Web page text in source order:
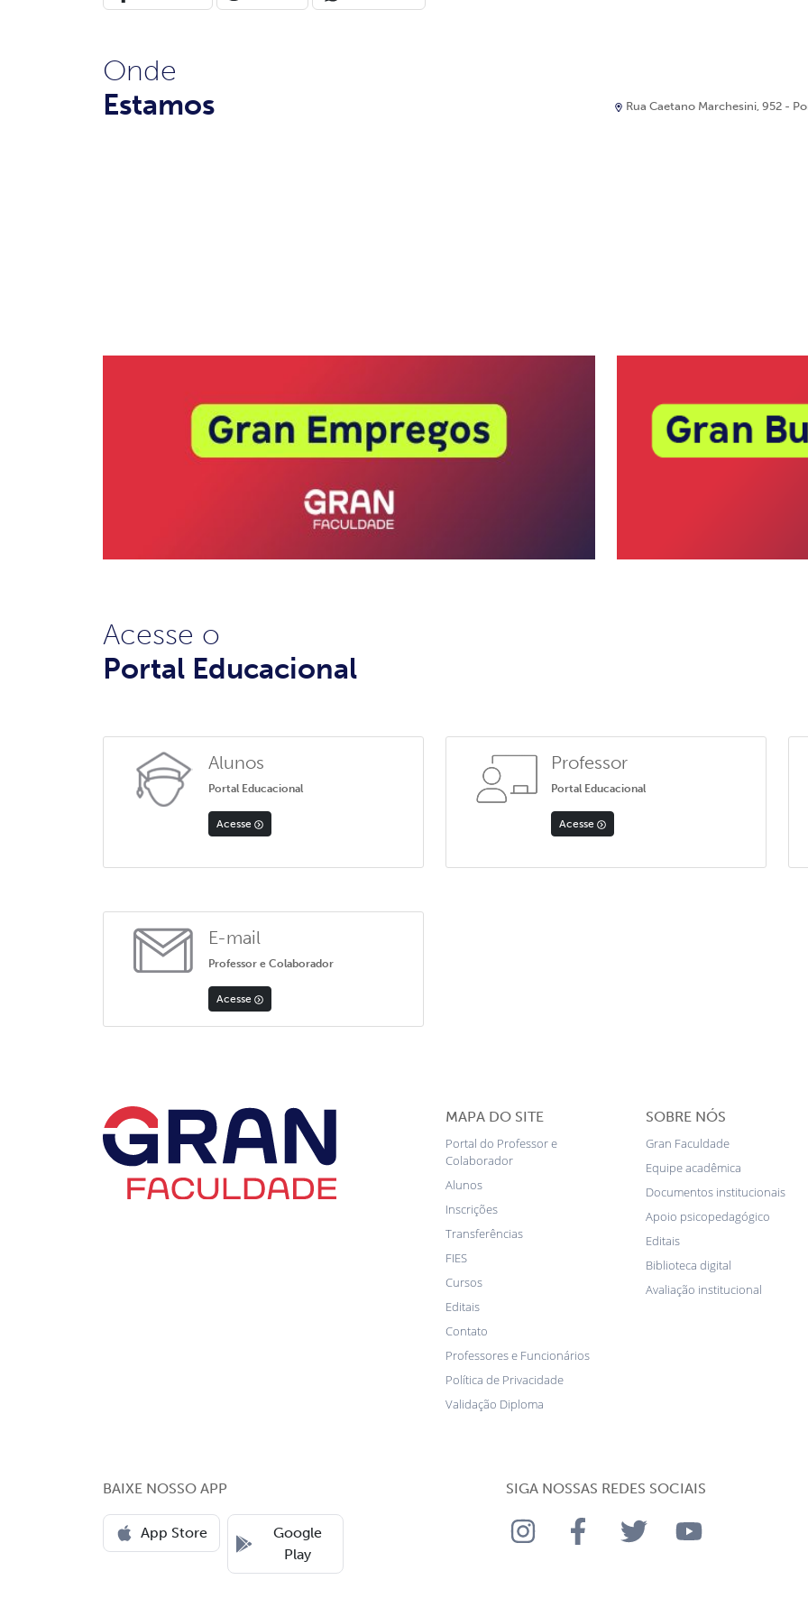
Onde
Estamos
Rua Caetano Marchesini, 952 -
Acesse o
Portal Educacional
Alunos
Portal Educacional
Acesse
Professor
Portal Educacional
Acesse
E-mail
Professor e Colaborador
Acesse
MAPA DO SITE
Portal do Professor e
Colaborador
Alunos
Inscrições
Transferências
FIES
Cursos
Editais
Contato
Professores e Funcionários
Política de Privacidade
Validação Diploma
SOBRE NÓS
Gran Faculdade
Equipe acadêmica
Documentos institucionais
Apoio psicopedagógico
Editais
Biblioteca digital
Avaliação institucional
BAIXE NOSSO APP
App Store
Google
Play
SIGA NOSSAS REDES SOCIAIS